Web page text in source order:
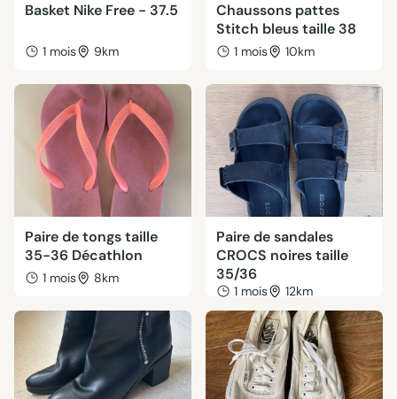
Basket Nike Free - 37.5
1 mois 9km
Chaussons pattes
Stitch bleus taille 38
1 mois 10km
Paire de tongs taille
35-36 Décathlon
1 mois 8km
Paire de sandales
CROCS noires taille
35/36
1 mois 12km